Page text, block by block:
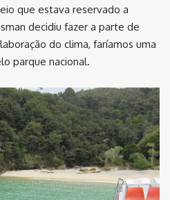
que estava reservado a
decidiu fazer a parte de
do clima, faríamos uma
parque nacional.